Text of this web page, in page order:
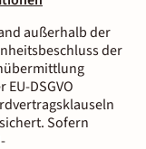
außerhalb der
der
DSGVO
Sofern